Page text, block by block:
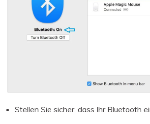
Stellen Sie sicher, dass Ihr Bluetooth